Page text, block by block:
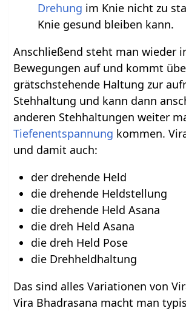
Drehung im Knie nicht zu
Knie gesund bleiben kann.
Anschließend steht man wieder
Bewegungen auf und kommt
grätschstehende Haltung zur
Stehhaltung und kann dann
anderen Stehhaltungen weiter
Tiefenentspannung kommen.
und damit auch:
der drehende Held
die drehende Heldstellung
die drehende Held Asana
die dreh Held Asana
die dreh Held Pose
die Drehheldhaltung
Das sind alles Variationen von
Vira Bhadrasana macht man